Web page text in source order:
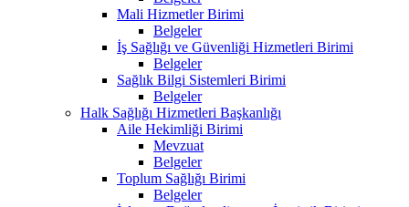
Mali Hizmetler Birimi
Belgeler
İş Sağlığı ve Güvenliği Hizmetleri Birimi
Belgeler
Sağlık Bilgi Sistemleri Birimi
Belgeler
Halk Sağlığı Hizmetleri Başkanlığı
Aile Hekimliği Birimi
Mevzuat
Belgeler
Toplum Sağlığı Birimi
Belgeler